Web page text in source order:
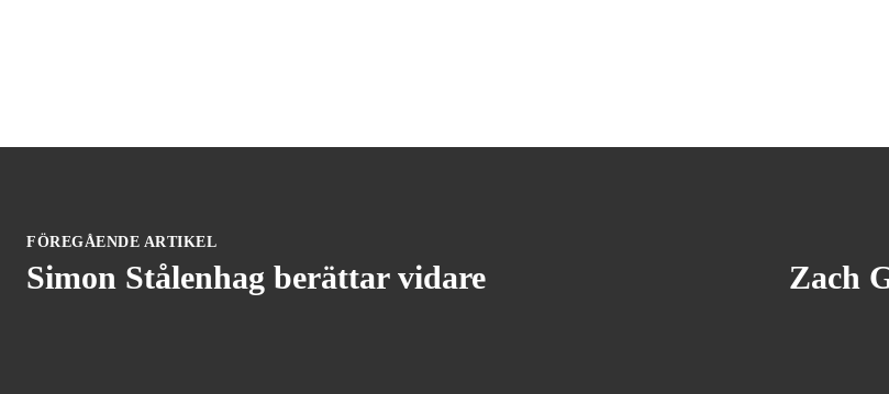
FÖREGÅENDE ARTIKEL
Simon Stålenhag berättar vidare
Zach